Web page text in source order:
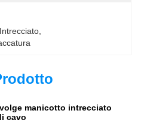
manicotto intrecciato
cavo